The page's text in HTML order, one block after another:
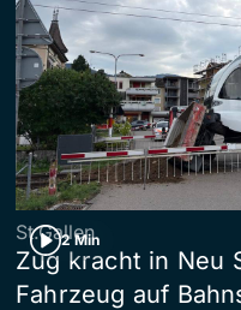
2 Min
St.Gallen
Zug kracht in Neu
Fahrzeug auf